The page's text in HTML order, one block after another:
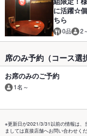
に活躍☆
ちら
0品 2
席のみ予約（コース選
お席のみのご予約
1名～
※更新日が2021/3/31以前の情報は、
ましては直接店舗へお問い合わせくだ